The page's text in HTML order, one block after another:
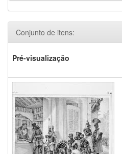
Conjunto de itens:
Pré-visualização